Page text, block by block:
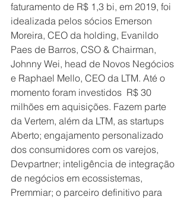
faturamento de R$ 1,3 bi, em 2019, foi
idealizada pelos sócios Emerson
Moreira, CEO da holding, Evanildo
Paes de Barros, CSO & Chairman,
Johnny Wei, head de Novos Negócios
e Raphael Mello, CEO da LTM. Até o
momento foram investidos  R$ 30
milhões em aquisições. Fazem parte
da Vertem, além da LTM, as startups
Aberto; engajamento personalizado
dos consumidores com os varejos,
Devpartner; inteligência de integração
de negócios em ecossistemas,
Premmiar; o parceiro definitivo para